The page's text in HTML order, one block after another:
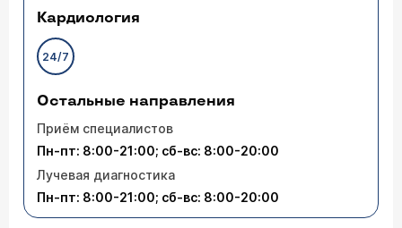
Кардиология
24/7
Остальные направления
Приём специалистов
Пн-пт: 8:00-21:00; сб-вс: 8:00-20:00
Лучевая диагностика
Пн-пт: 8:00-21:00; сб-вс: 8:00-20:00